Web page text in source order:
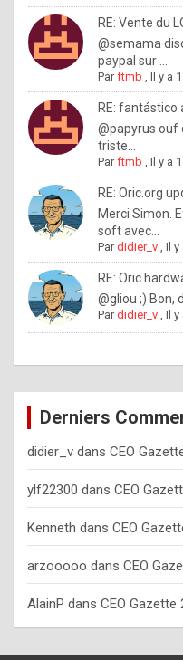
RE: Vente du
@semama
paypal sur ...
Parftmb ,Il y a
RE: fantástico
@papyrus ouf
triste...
Parftmb ,Il y a
RE: Oric.org
Merci Simon.
soft avec...
Pardidier_v ,Il y
RE: Oric
@gliou ;) Bon,
Pardidier_v ,Il y
Derniers
didier_v dans CEO
ylf22300 dans CEO
Kenneth dans CEO
arzooooo dans CEO
AlainP dans CEO Gazette